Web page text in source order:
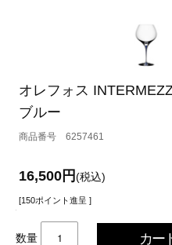
オレフォス
ブルー
6257461
16,500円(税込)
[150ポイント進呈 ]
数量